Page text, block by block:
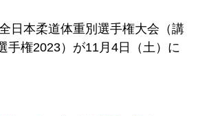
日本柔道体重別選手権大会（講
手権2023）が11月4日（土）に